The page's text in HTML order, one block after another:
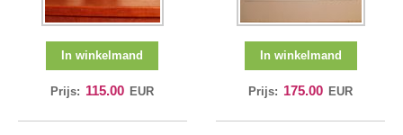
In winkelmand
Prijs: 115.00 EUR
In winkelmand
Prijs: 175.00 EUR